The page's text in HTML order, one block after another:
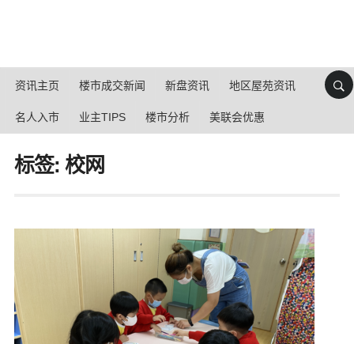
资讯主页 楼市成交新闻 新盘资讯 地区屋苑资讯
名人入市 业主TIPS 楼市分析 美联会优惠
标签: 校网